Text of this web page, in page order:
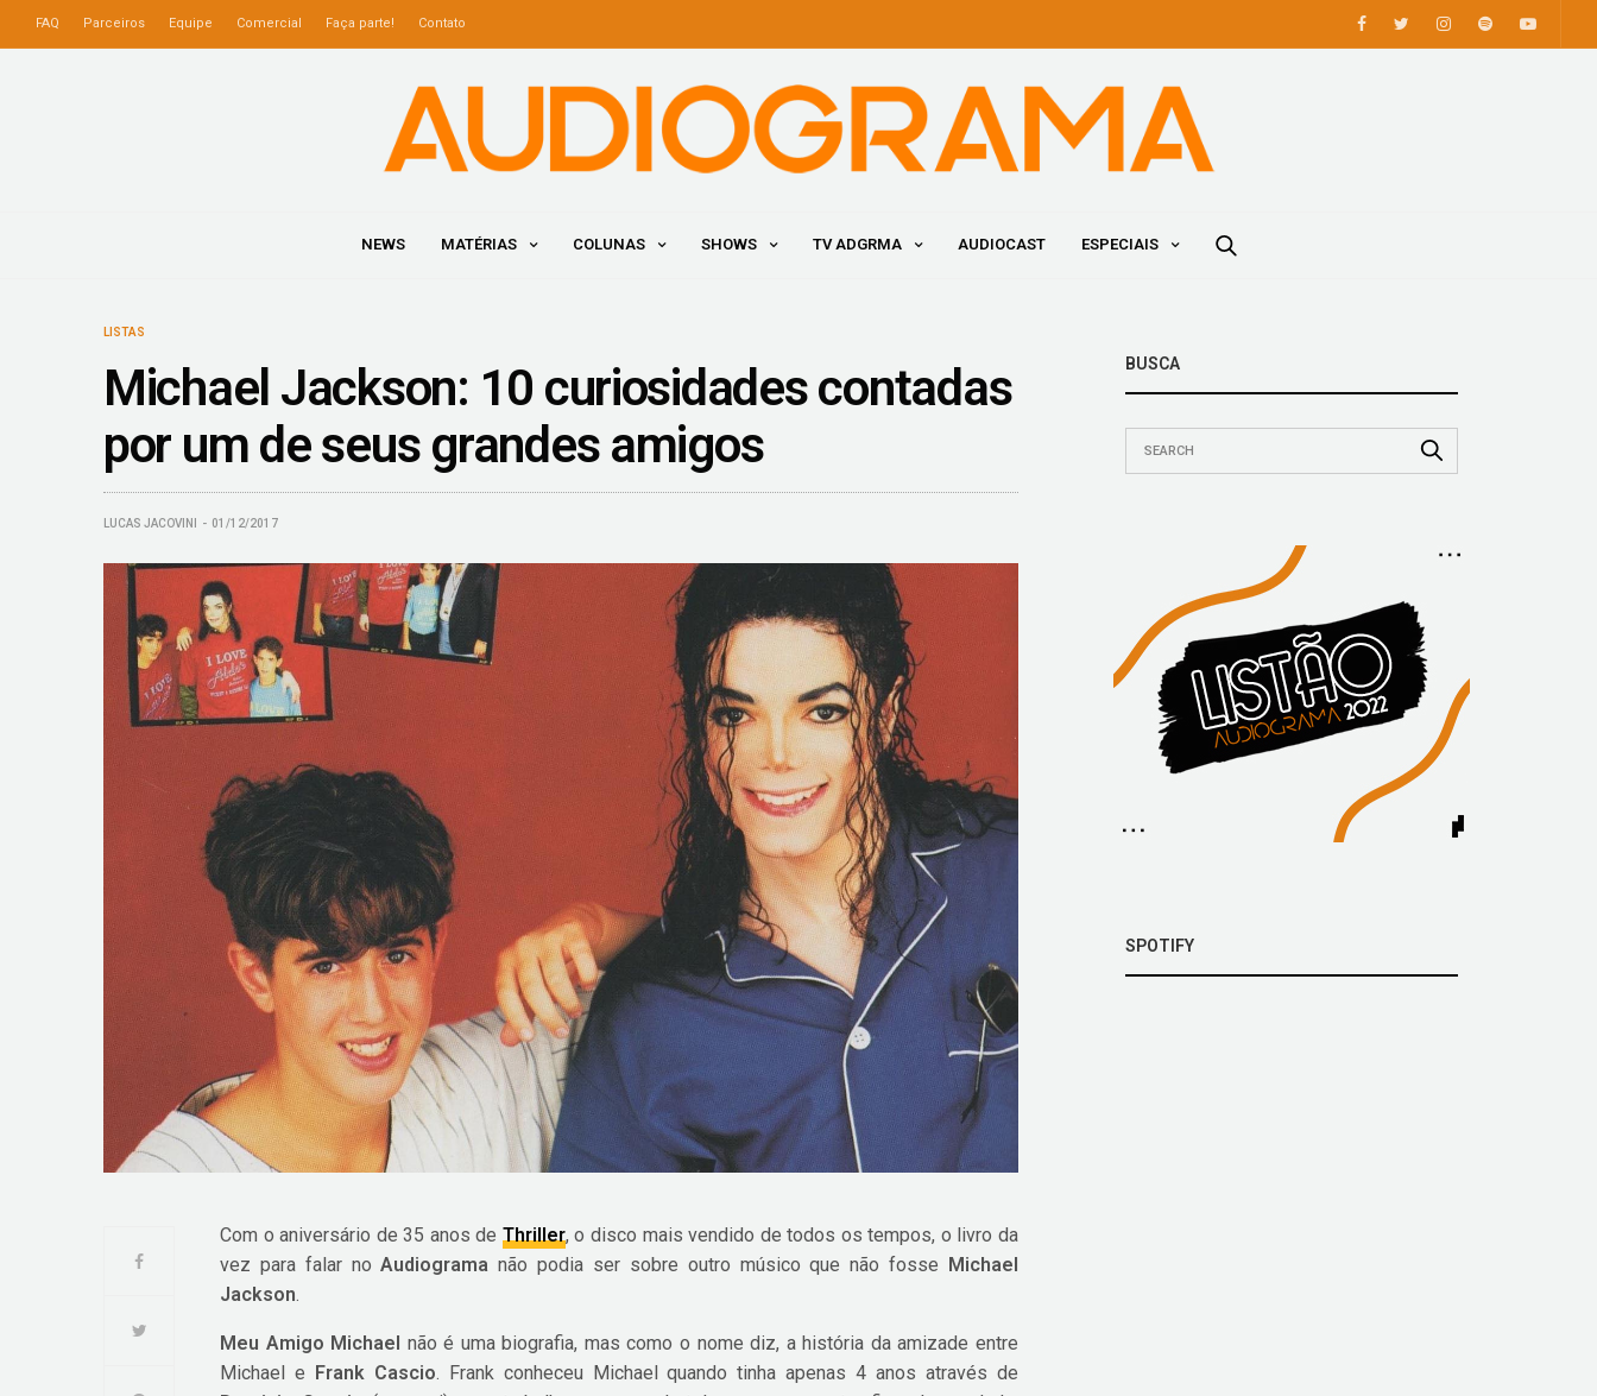
FAQ Parceiros Equipe Comercial Faça parte! Contato
NEWS MATÉRIAS COLUNAS SHOWS TV ADGRMA AUDIOCAST ESPECIAIS
LISTAS
Michael Jackson: 10 curiosidades contadas
por um de seus grandes amigos
LUCAS JACOVINI 01/12/2017
Com o aniversário de 35 anos de Thriller, o disco mais vendido de todos os tempos, o livro da
vez para falar noAudiograma não podia ser sobre outro músico que não fosse
Michael
Jackson.
Meu Amigo Michael não é uma biografia, mas como o nome diz, a história da amizade entre
Michael e
Frank Cascio. Frank conheceu Michael quando tinha apenas 4 anos através de
BUSCA
SPOTIFY